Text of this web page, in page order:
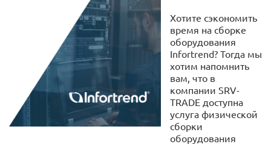
Хотите сэкономить
время на сборке
оборудования
Infortrend? Тогда мы
хотим напомнить
вам, что в
компании SRV-
TRADE доступна
услуга физической
сборки
оборудования